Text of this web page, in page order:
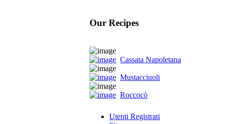
Our Recipes
Cassata Napoletana
Mustacciuoli
Roccocò
Utenti Registrati